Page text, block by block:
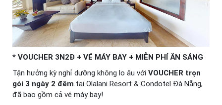
* VOUCHER 3N2Đ + VÉ MÁY BAY + MIỄN PHÍ ĂN SÁNG
Tận hưởng kỳ nghỉ dưỡng không lo âu với VOUCHER trọn
gói 3 ngày 2 đêm tại Olalani Resort & Condotel Đà Nẵng,
đã bao gồm cả vé máy bay!